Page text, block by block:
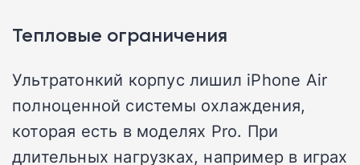
Тепловые ограничения
Ультратонкий корпус лишил iPhone Air
полноценной системы охлаждения,
которая есть в моделях Pro. При
длительных нагрузках, например в играх